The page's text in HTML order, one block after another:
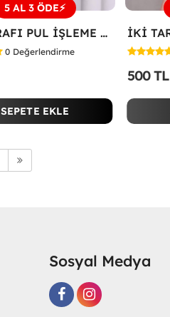
5 AL 3 ÖDE⚡
İKİ TARAFI PUL İŞLEME ÇİÇEKLİ TİŞÖRT Bej
0 Değerlendirme
SEPETE EKLE
500 TL
Sosyal Medya